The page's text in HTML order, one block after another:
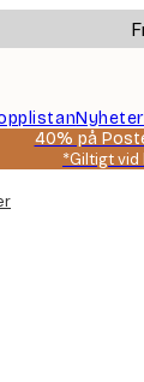
Nyheter
40% på
*Giltigt vid